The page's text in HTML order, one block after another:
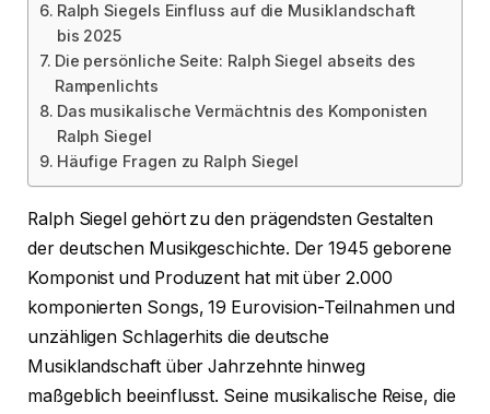
Ralph Siegels Einfluss auf die Musiklandschaft
bis 2025
Die persönliche Seite: Ralph Siegel abseits des
Rampenlichts
Das musikalische Vermächtnis des Komponisten
Ralph Siegel
Häufige Fragen zu Ralph Siegel
Ralph Siegel gehört zu den prägendsten Gestalten
der deutschen Musikgeschichte. Der 1945 geborene
Komponist und Produzent hat mit über 2.000
komponierten Songs, 19 Eurovision-Teilnahmen und
unzähligen Schlagerhits die deutsche
Musiklandschaft über Jahrzehnte hinweg
maßgeblich beeinflusst. Seine musikalische Reise, die